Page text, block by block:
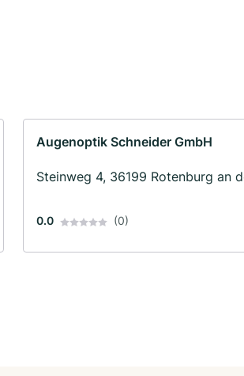
Augenoptik Schneider GmbH
Steinweg 4, 36199 Rotenburg an
0.0 (0)